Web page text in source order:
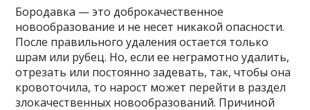
Бородавка — это доброкачественное
новообразование и не несет никакой опасности.
После правильного удаления остается только
шрам или рубец. Но, если ее неграмотно удалить,
отрезать или постоянно задевать, так, чтобы она
кровоточила, то нарост может перейти в раздел
злокачественных новообразований. Причиной